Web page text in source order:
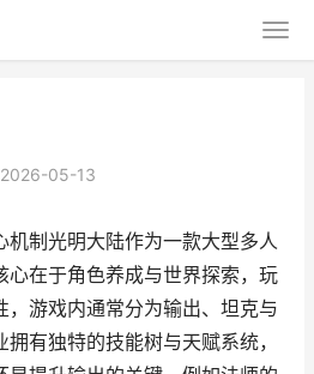
05-13
机制光明大陆作为一款大型多人
心在于角色养成与世界探索，玩
，游戏内通常分为输出、坦克与
有独特的技能树与天赋系统，